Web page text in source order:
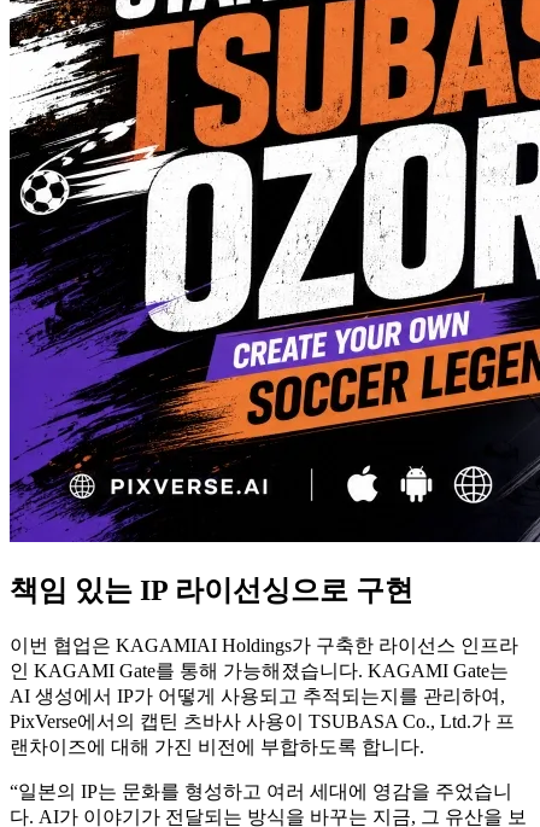
책임 있는 IP 라이선싱으로 구현
이번 협업은 KAGAMIAI Holdings가 구축한 라이선스 인프라
인 KAGAMI Gate를 통해 가능해졌습니다. KAGAMI Gate는
AI 생성에서 IP가 어떻게 사용되고 추적되는지를 관리하여,
PixVerse에서의 캡틴 츠바사 사용이 TSUBASA Co., Ltd.가 프
랜차이즈에 대해 가진 비전에 부합하도록 합니다.
“일본의 IP는 문화를 형성하고 여러 세대에 영감을 주었습니
다. AI가 이야기가 전달되는 방식을 바꾸는 지금, 그 유산을 보